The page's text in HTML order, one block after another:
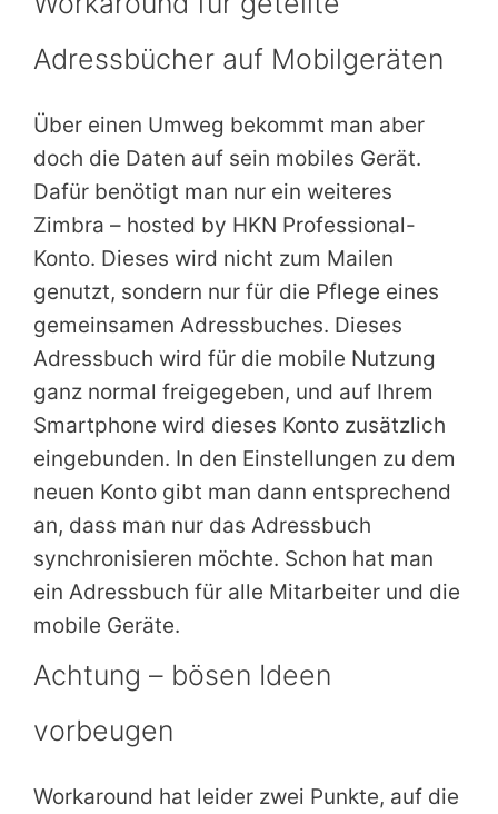
Adressbücher auf Mobilgeräten
Über einen Umweg bekommt man aber
doch die Daten auf sein mobiles Gerät.
Dafür benötigt man nur ein weiteres
Zimbra – hosted by HKN Professional-
Konto. Dieses wird nicht zum Mailen
genutzt, sondern nur für die Pflege eines
gemeinsamen Adressbuches. Dieses
Adressbuch wird für die mobile Nutzung
ganz normal freigegeben, und auf Ihrem
Smartphone wird dieses Konto zusätzlich
eingebunden. In den Einstellungen zu dem
neuen Konto gibt man dann entsprechend
an, dass man nur das Adressbuch
synchronisieren möchte. Schon hat man
ein Adressbuch für alle Mitarbeiter und die
mobile Geräte.
Achtung – bösen Ideen
vorbeugen
Workaround hat leider zwei Punkte, auf die